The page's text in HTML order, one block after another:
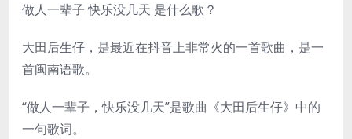
做人一辈子 快乐没几天 是什么歌？
大田后生仔，是最近在抖音上非常火的一首歌曲，是一
首闽南语歌。
“做人一辈子，快乐没几天”是歌曲《大田后生仔》中的
一句歌词。